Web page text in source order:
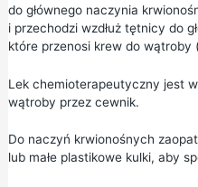
do głównego naczynia
i przechodzi wzdłuż tętnicy do
które przenosi krew do
Lek chemioterapeutyczny jest
wątroby przez cewnik.
Do naczyń krwionośnych
lub małe plastikowe kulki, aby